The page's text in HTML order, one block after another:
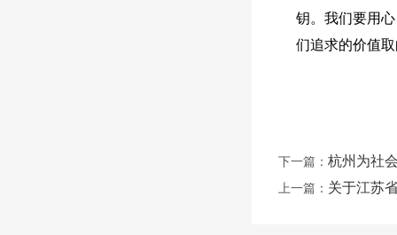
钥。我们要用
们追求的价值
下一篇： 杭州为社
上一篇： 关于江苏